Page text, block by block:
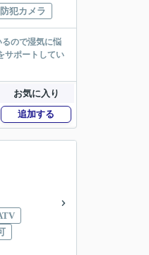
防犯カメラ
ので湿気に悩
サポートしてい
お気に入り
追加する